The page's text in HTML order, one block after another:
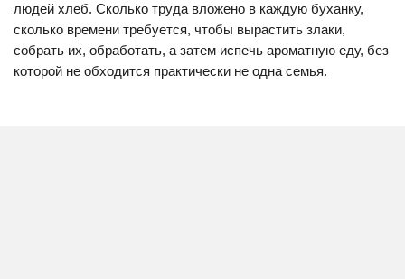
людей хлеб. Сколько труда вложено в каждую буханку,
сколько времени требуется, чтобы вырастить злаки,
собрать их, обработать, а затем испечь ароматную еду, без
которой не обходится практически не одна семья.